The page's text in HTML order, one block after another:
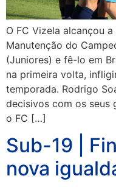
O FC Vizela alcançou
Manutenção do
(Juniores) e fê-lo em
na primeira volta,
temporada. Rodrigo
decisivos com os seus
o FC […]
Sub-19 |
nova